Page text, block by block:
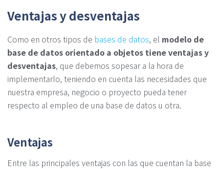
Ventajas y desventajas
Como en otros tipos de bases de datos, el modelo de
base de datos orientado a objetos tiene ventajas y
desventajas, que debemos sopesar a la hora de
implementarlo, teniendo en cuenta las necesidades que
nuestra empresa, negocio o proyecto pueda tener
respecto al empleo de una base de datos u otra.
Ventajas
Entre las principales ventajas con las que cuentan la base